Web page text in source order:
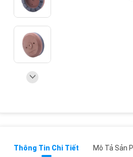
Thông Tin Chi Tiết Mô Tả Sản